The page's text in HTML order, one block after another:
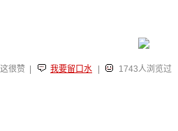
很赞 | 我要留口水 1743人浏览过